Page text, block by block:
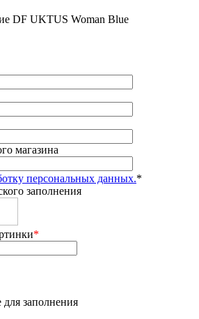
DF UKTUS Woman Blue
магазина
персональных данных.*
заполнения
*
для заполнения